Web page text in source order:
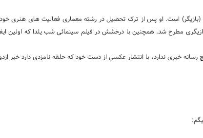
فرشید نوابی (بازیگر) است. او پس از ترک تحصیل در رشته معماری فعالیت های هنری
مطرح شد. همچنین با درخشش در فیلم سینمائی شب یلدا که اولین
بعد از طلاقش از فرشید نوابی در شهریور ماه 1396 که حالا هیچ رسانه خبری ندارد، با انتشار عکسی از دست خود که حلقه نامزدی